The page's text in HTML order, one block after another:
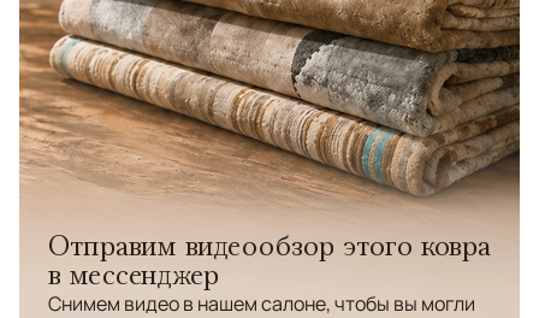
Отправим видеообзор этого ковра
в мессенджер
Снимем видео в нашем салоне, чтобы вы могли